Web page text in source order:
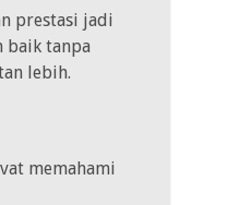
prestasi jadi
baik tanpa
lebih.